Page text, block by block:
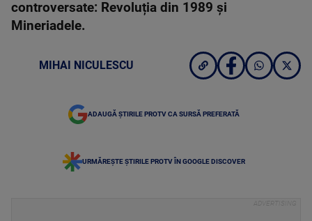
controversate: Revoluția din 1989 și
Mineriadele.
MIHAI NICULESCU
ADAUGĂ ȘTIRILE PROTV CA SURSĂ PREFERATĂ
URMĂREȘTE ȘTIRILE PROTV ÎN GOOGLE DISCOVER